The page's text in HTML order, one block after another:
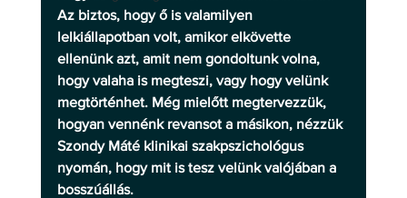
Az biztos, hogy ő is valamilyen
lelkiállapotban volt, amikor elkövette
ellenünk azt, amit nem gondoltunk volna,
hogy valaha is megteszi, vagy hogy velünk
megtörténhet. Még mielőtt megtervezzük,
hogyan vennénk revansot a másikon, nézzük
Szondy Máté klinikai szakpszichológus
nyomán, hogy mit is tesz velünk valójában a
bosszúállás.